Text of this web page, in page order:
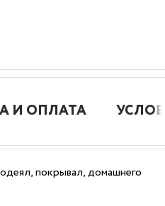
И ОПЛАТА
покрывал, домашнего